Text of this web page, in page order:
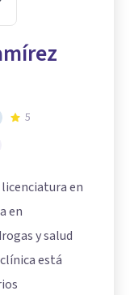
5
en
en
y salud
está